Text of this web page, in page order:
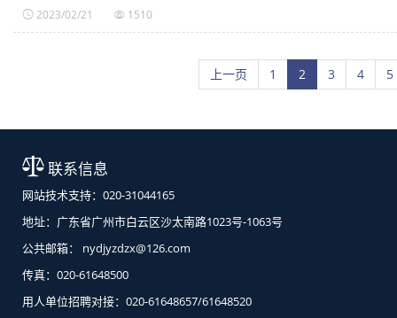
2023/02/21 1510
上一页 1 2 3 4 5
联系信息
网站技术支持：020-31044165
地址：广东省广州市白云区沙太南路1023号-1063号
公共邮箱： nydjyzdzx@126.com
传真：020-61648500
用人单位招聘对接：020-61648657/61648520